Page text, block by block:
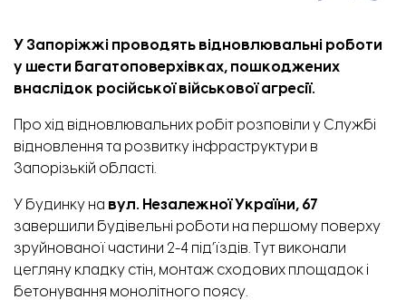
У Запоріжжі проводять відновлювальні роботи
у шести багатоповерхівках, пошкоджених
внаслідок російської військової агресії.
Про хід відновлювальних робіт розповіли у Службі
відновлення та розвитку інфраструктури в
Запорізькій області.
У будинку на вул. Незалежної України, 67
завершили будівельні роботи на першому поверху
зруйнованої частини 2-4 під’їздів. Тут виконали
цегляну кладку стін, монтаж сходових площадок і
бетонування монолітного поясу.